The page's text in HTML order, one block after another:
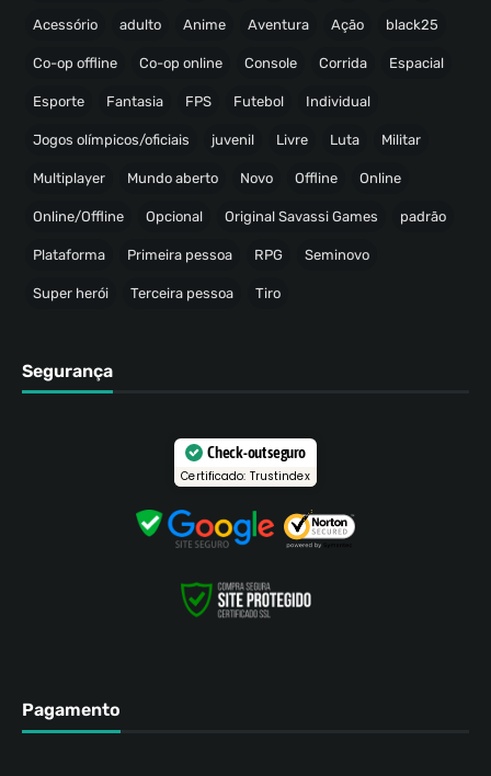
Acessório adulto Anime Aventura Ação black25
Co-op offline Co-op online Console Corrida Espacial
Esporte Fantasia FPS Futebol Individual
Jogos olímpicos/oficiais juvenil Livre Luta Militar
Multiplayer Mundo aberto Novo Offline Online
Online/Offline Opcional Original Savassi Games padrão
Plataforma Primeira pessoa RPG Seminovo
Super herói Terceira pessoa Tiro
Segurança
Check-out seguro
Certificado: Trustindex
Pagamento